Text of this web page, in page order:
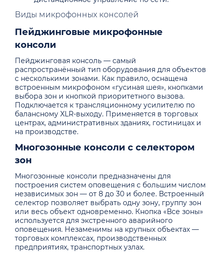
Виды микрофонных консолей
Пейджинговые микрофонные
консоли
Пейджинговая консоль — самый
распространённый тип оборудования для объектов
с несколькими зонами. Как правило, оснащена
встроенным микрофоном «гусиная шея», кнопками
выбора зон и кнопкой приоритетного вызова.
Подключается к трансляционному усилителю по
балансному XLR-выходу. Применяется в торговых
центрах, административных зданиях, гостиницах и
на производстве.
Многозонные консоли с селектором
зон
Многозонные консоли предназначены для
построения систем оповещения с большим числом
независимых зон — от 8 до 30 и более. Встроенный
селектор позволяет выбрать одну зону, группу зон
или весь объект одновременно. Кнопка «Все зоны»
используется для экстренного аварийного
оповещения. Незаменимы на крупных объектах —
торговых комплексах, производственных
предприятиях, транспортных узлах.